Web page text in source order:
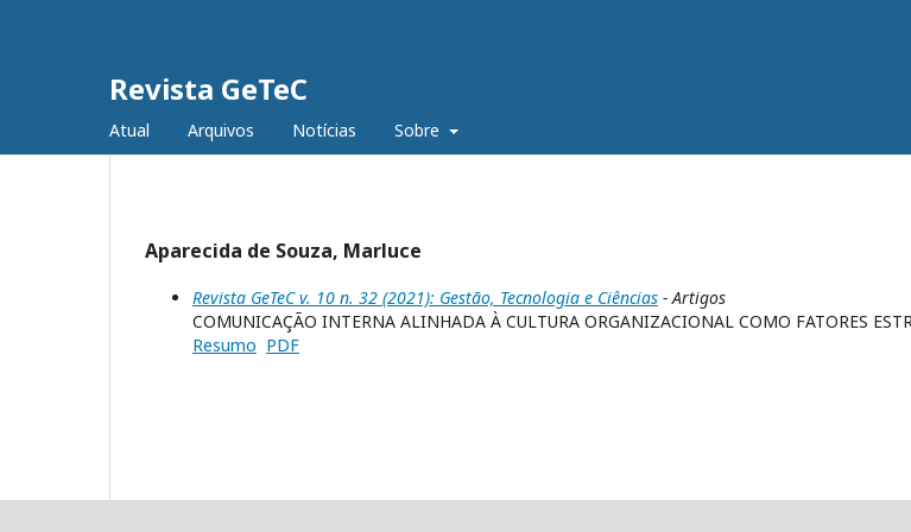
Revista GeTeC
Atual Arquivos Notícias Sobre
Aparecida de Souza, Marluce
Revista GeTeC v. 10 n. 32 (2021): Gestão, Tecnologia e Ciências - Artigos
COMUNICAÇÃO INTERNA ALINHADA À CULTURA ORGANIZACIONAL COMO FATORES
Resumo PDF